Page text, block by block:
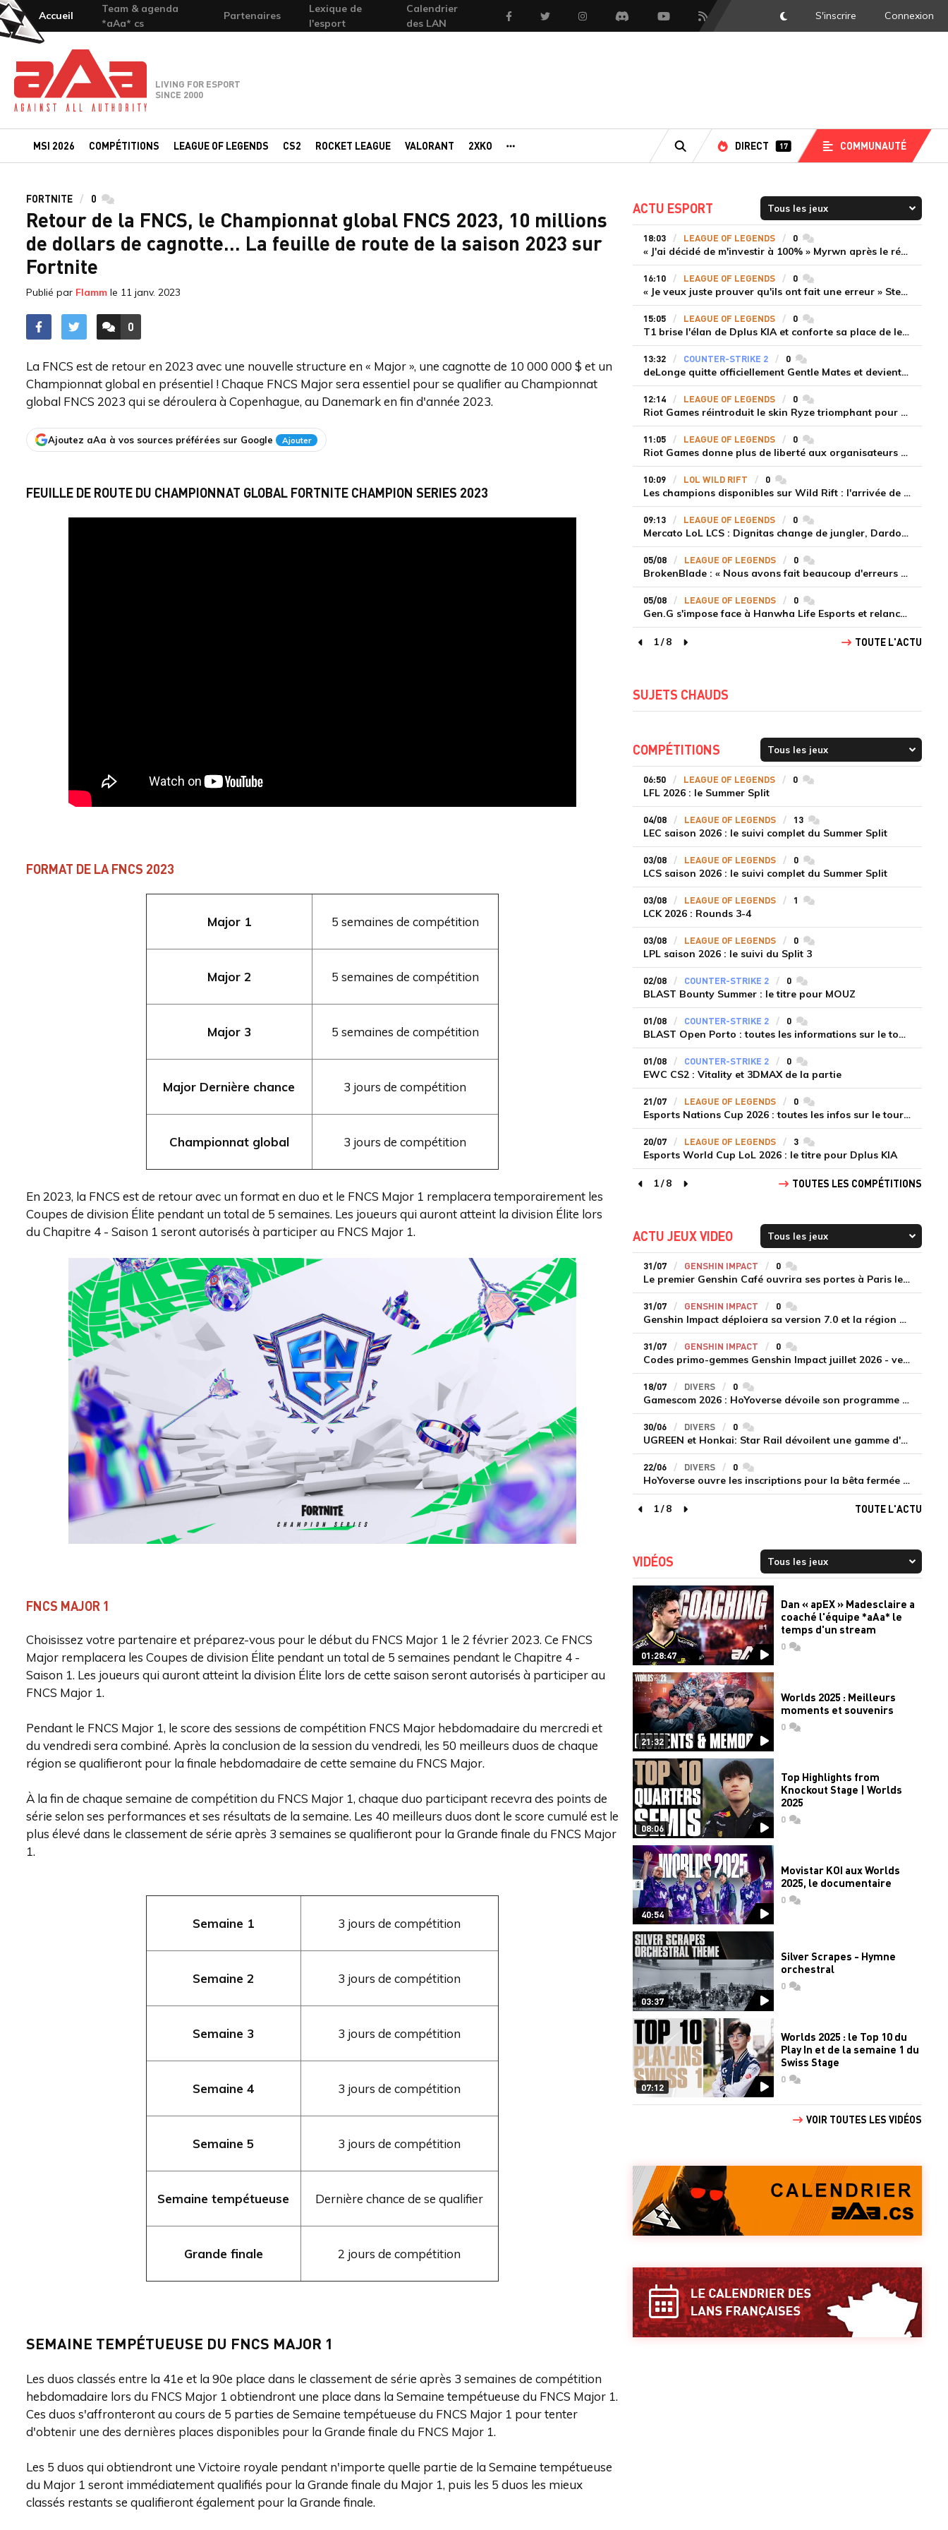
Accueil
Team & agenda
*aAa* cs
Partenaires
Lexique de
l'esport
Calendrier
des LAN
FacebookTwitter InstagramDiscord YoutubeFlux RSS DarkMode
S'inscrire Connexion
Team-aAa - against All authority
LIVING FOR ESPORT
SINCE 2000
MSI 2026 COMPÉTITIONS LEAGUE OF LEGENDS CS2 ROCKET LEAGUE VALORANT 2XKO
RECHERCHE
DIRECT 17 COMMUNAUTÉ
FORTNITE 0 commentaires
Retour de la FNCS, le Championnat global FNCS 2023, 10 millions
de dollars de cagnotte... La feuille de route de la saison 2023 sur
Fortnite
Publié par Flamm le 11 janv. 2023
ACCÉDER AUX
0
COMMENTAIRES
La FNCS est de retour en 2023 avec une nouvelle structure en « Major », une cagnotte de 10 000 000 $ et un
Championnat global en présentiel ! Chaque FNCS Major sera essentiel pour se qualifier au Championnat
global FNCS 2023 qui se déroulera à Copenhague, au Danemark en fin d'année 2023.
Ajoutez aAa à vos sources préférées sur Google Ajouter
FEUILLE DE ROUTE DU CHAMPIONNAT GLOBAL FORTNITE CHAMPION SERIES 2023
FORMAT DE LA FNCS 2023
Major 1 5 semaines de compétition
Major 2 5 semaines de compétition
Major 3 5 semaines de compétition
Major Dernière chance 3 jours de compétition
Championnat global 3 jours de compétition
En 2023, la FNCS est de retour avec un format en duo et le FNCS Major 1 remplacera temporairement les
Coupes de division Élite pendant un total de 5 semaines. Les joueurs qui auront atteint la division Élite lors
du Chapitre 4 - Saison 1 seront autorisés à participer au FNCS Major 1.
FNCS MAJOR 1
Choisissez votre partenaire et préparez-vous pour le début du FNCS Major 1 le 2 février 2023. Ce FNCS
Major remplacera les Coupes de division Élite pendant un total de 5 semaines pendant le Chapitre 4 -
Saison 1. Les joueurs qui auront atteint la division Élite lors de cette saison seront autorisés à participer au
FNCS Major 1.
Pendant le FNCS Major 1, le score des sessions de compétition FNCS Major hebdomadaire du mercredi et
du vendredi sera combiné. Après la conclusion de la session du vendredi, les 50 meilleurs duos de chaque
région se qualifieront pour la finale hebdomadaire de cette semaine du FNCS Major.
À la fin de chaque semaine de compétition du FNCS Major 1, chaque duo participant recevra des points de
série selon ses performances et ses résultats de la semaine. Les 40 meilleurs duos dont le score cumulé est le
plus élevé dans le classement de série après 3 semaines se qualifieront pour la Grande finale du FNCS Major
1.
Semaine 1 3 jours de compétition
Semaine 2 3 jours de compétition
Semaine 3 3 jours de compétition
Semaine 4 3 jours de compétition
Semaine 5 3 jours de compétition
Semaine tempétueuse Dernière chance de se qualifier
Grande finale 2 jours de compétition
SEMAINE TEMPÉTUEUSE DU FNCS MAJOR 1
Les duos classés entre la 41e et la 90e place dans le classement de série après 3 semaines de compétition
hebdomadaire lors du FNCS Major 1 obtiendront une place dans la Semaine tempétueuse du FNCS Major 1.
Ces duos s'affronteront au cours de 5 parties de Semaine tempétueuse du FNCS Major 1 pour tenter
d'obtenir une des dernières places disponibles pour la Grande finale du FNCS Major 1.
Les 5 duos qui obtiendront une Victoire royale pendant n'importe quelle partie de la Semaine tempétueuse
du Major 1 seront immédiatement qualifiés pour la Grande finale du Major 1, puis les 5 duos les mieux
classés restants se qualifieront également pour la Grande finale.
ACTU ESPORT
18:03 LEAGUE OF LEGENDS 0commentaires
« J'ai décidé de m'investir à 100% » Myrwn après le réveil de Movistar KOI face à Fnatic
16:10 LEAGUE OF LEGENDS 0commentaires
« Je veux juste prouver qu'ils ont fait une erreur » Stend se confie sur son mercato chaotique et ses ambitions avec Shifters
15:05 LEAGUE OF LEGENDS 0commentaires
T1 brise l'élan de Dplus KIA et conforte sa place de leader en LCK 2026 Rounds 3-4
13:32 COUNTER-STRIKE 2 0commentaires
deLonge quitte officiellement Gentle Mates et devient agent libre
12:14 LEAGUE OF LEGENDS 0commentaires
Riot Games réintroduit le skin Ryze triomphant pour récompenser la scène amateur
11:05 LEAGUE OF LEGENDS 0commentaires
Riot Games donne plus de liberté aux organisateurs de tournois locaux sur League of Legends
10:09 LOL WILD RIFT 0commentaires
Les champions disponibles sur Wild Rift : l'arrivée de Cho'Gath
09:13 LEAGUE OF LEGENDS 0commentaires
Mercato LoL LCS : Dignitas change de jungler, Dardoch fait son retour en LCS, eXyu annonce sa retraite
05/08 LEAGUE OF LEGENDS 0commentaires
BrokenBlade : « Nous avons fait beaucoup d'erreurs bêtes, mais une victoire reste une victoire et c'est une chose dont on peut se réjouir »
05/08 LEAGUE OF LEGENDS 0commentaires
Gen.G s'impose face à Hanwha Life Esports et relance sa dynamique en LCK
page précédente
1/8
page suivante
TOUTE L'ACTU
SUJETS CHAUDS
COMPÉTITIONS
06:50 LEAGUE OF LEGENDS 0commentaires
LFL 2026 : le Summer Split
04/08 LEAGUE OF LEGENDS 13commentaires
LEC saison 2026 : le suivi complet du Summer Split
03/08 LEAGUE OF LEGENDS 0commentaires
LCS saison 2026 : le suivi complet du Summer Split
03/08 LEAGUE OF LEGENDS 1 commentaires
LCK 2026 : Rounds 3-4
03/08 LEAGUE OF LEGENDS 0commentaires
LPL saison 2026 : le suivi du Split 3
02/08 COUNTER-STRIKE 2 0commentaires
BLAST Bounty Summer : le titre pour MOUZ
01/08 COUNTER-STRIKE 2 0commentaires
BLAST Open Porto : toutes les informations sur le tournoi
01/08 COUNTER-STRIKE 2 0commentaires
EWC CS2 : Vitality et 3DMAX de la partie
21/07 LEAGUE OF LEGENDS 0commentaires
Esports Nations Cup 2026 : toutes les infos sur le tournoi
20/07 LEAGUE OF LEGENDS 3commentaires
Esports World Cup LoL 2026 : le titre pour Dplus KIA
page précédente
1/8
page suivante
TOUTES LES COMPÉTITIONS
ACTU JEUX VIDEO
31/07 GENSHIN IMPACT 0commentaires
Le premier Genshin Café ouvrira ses portes à Paris le 14 août
31/07 GENSHIN IMPACT 0commentaires
Genshin Impact déploiera sa version 7.0 et la région de Snezhnaya le 12 août
31/07 GENSHIN IMPACT 0commentaires
Codes primo-gemmes Genshin Impact juillet 2026 - version 7.0
18/07 DIVERS 0commentaires
Gamescom 2026 : HoYoverse dévoile son programme et présente deux nouveaux jeux inédits
30/06 DIVERS 0commentaires
UGREEN et Honkai: Star Rail dévoilent une gamme d'accessoires de recharge en édition limitée
22/06 DIVERS 0commentaires
HoYoverse ouvre les inscriptions pour la bêta fermée de Honkai : Nexus Anima
page précédente
1/8
page suivante
TOUTE L'ACTU
VIDÉOS
01:28:47
Dan « apEX » Madesclaire a
coaché l'équipe *aAa* le
temps d'un stream
0commentaires
21:32
Worlds 2025 : Meilleurs
moments et souvenirs
0commentaires
08:06
Top Highlights from
Knockout Stage | Worlds
2025
0commentaires
40:54
Movistar KOI aux Worlds
2025, le documentaire
0commentaires
03:37
Silver Scrapes - Hymne
orchestral
0commentaires
07:12
Worlds 2025 : le Top 10 du
Play In et de la semaine 1 du
Swiss Stage
0commentaires
VOIR TOUTES LES VIDÉOS